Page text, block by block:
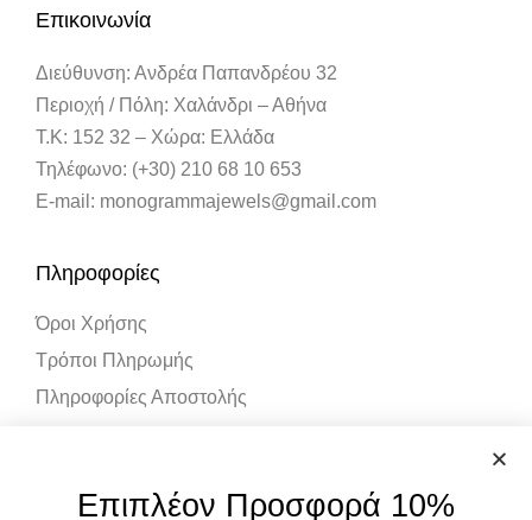
Επικοινωνία
Διεύθυνση: Ανδρέα Παπανδρέου 32
Περιοχή / Πόλη: Χαλάνδρι – Αθήνα
Τ.Κ: 152 32 – Χώρα: Ελλάδα
Τηλέφωνο: (+30) 210 68 10 653
E-mail: monogrammajewels@gmail.com
Πληροφορίες
Όροι Χρήσης
Τρόποι Πληρωμής
Πληροφορίες Αποστολής
Ο Λογαριασμός μου
Επιπλέον Προσφορά 10%